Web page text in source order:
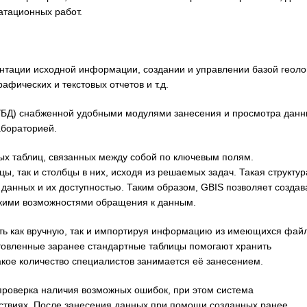
работ.
исходной информации, создании и управлении базой
и текстовых отчетов и т.д.
снабженной удобными модулями занесения и просмотра
таблиц, связанных между собой по ключевым полям.
так и столбцы в них, исходя из решаемых задач. Такая
и их доступностью. Таким образом, GBIS позволяет
возможностями обращения к данным.
как вручную, так и импортируя информацию из имеющихся
заранее стандартные таблицы помогают хранить
количество специалистов занимается её занесением.
наличия возможных ошибок, при этом система